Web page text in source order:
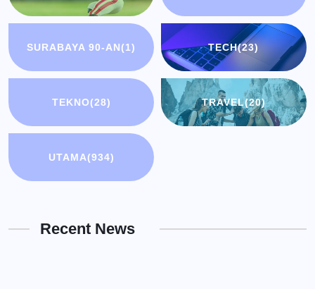
SURABAYA 90-AN(1) TECH(23)
TEKNO(28) TRAVEL(20)
UTAMA(934)
Recent News